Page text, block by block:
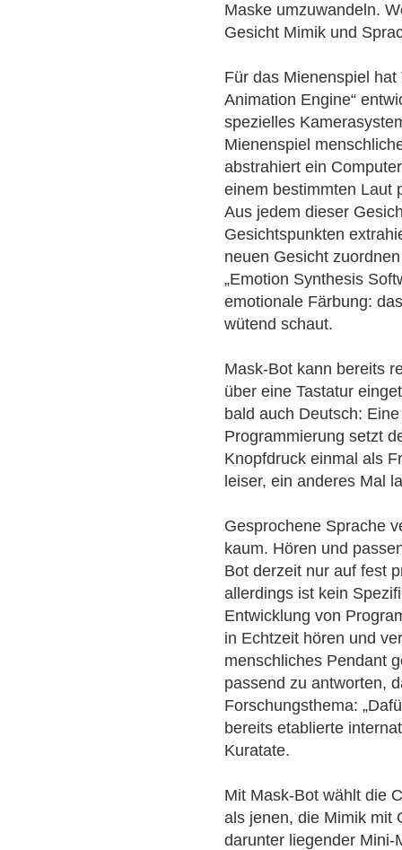
Maske umzuwandeln.
Gesicht Mimik und
Für das Mienenspiel hat
Animation Engine“
spezielles
Mienenspiel
abstrahiert ein
einem bestimmten Laut
Aus jedem dieser
Gesichtspunkten
neuen Gesicht
„Emotion Synthesis
emotionale Färbung:
wütend schaut.
Mask-Bot kann bereits
über eine Tastatur
bald auch Deutsch:
Programmierung setzt
Knopfdruck einmal als
leiser, ein anderes Mal
Gesprochene Sprache
kaum. Hören und
Bot derzeit nur auf fest
allerdings ist kein
Entwicklung von
in Echtzeit hören und
menschliches Pendant
passend zu antworten,
Forschungsthema:
bereits etablierte
Kuratate.
Mit Mask-Bot wählt die
als jenen, die Mimik mit
darunter liegender